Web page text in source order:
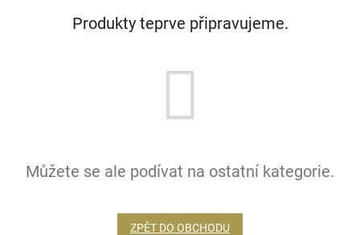
Produkty teprve připravujeme.
Můžete se ale podívat na ostatní kategorie.
ZPĚT DO OBCHODU